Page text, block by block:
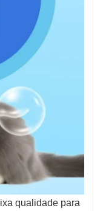
qualidade para